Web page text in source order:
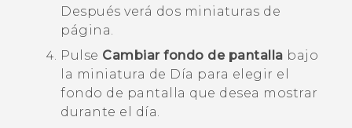
Después verá dos miniaturas de
página.
Pulse Cambiar fondo de pantalla bajo
la miniatura de Día para elegir el
fondo de pantalla que desea mostrar
durante el día.